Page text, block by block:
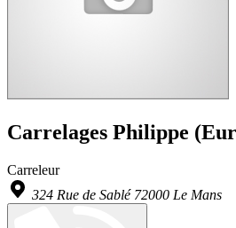
Carrelages Philippe
Carreleur
324 Rue de Sablé 72000 Le Mans